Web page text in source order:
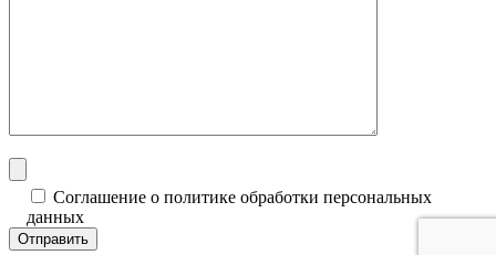
Соглашение о политике обработки персональных
данных